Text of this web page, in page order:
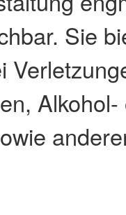
Sie
Alkohol-